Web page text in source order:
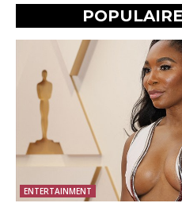
ENTERTAINMENT